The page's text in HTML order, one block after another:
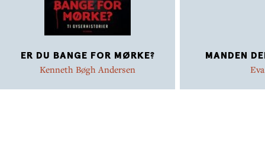
ER DU BANGE FOR MØRKE?
Kenneth Bøgh Andersen
MANDEN